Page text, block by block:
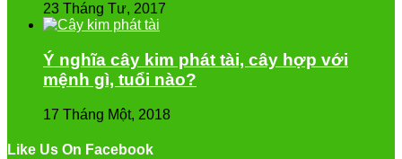
23 Tháng Tư, 2017
Ý nghĩa cây kim phát tài, cây hợp với
mệnh gì, tuổi nào?
17 Tháng Một, 2018
Like Us On Facebook